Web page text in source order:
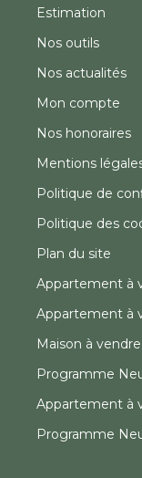
Estimation
Nos outils
Nos actualités
Mon compte
Nos honoraires
Mentions
Politique de
Politique des
Plan du site
Appartement à
Appartement à
Maison à
Programme
Appartement à
Programme